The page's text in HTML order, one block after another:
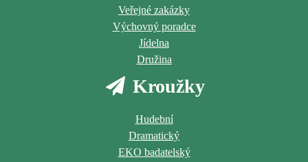
Veřejné zakázky
Výchovný poradce
Jídelna
Družina
Kroužky
Hudební
Dramatický
EKO badatelský